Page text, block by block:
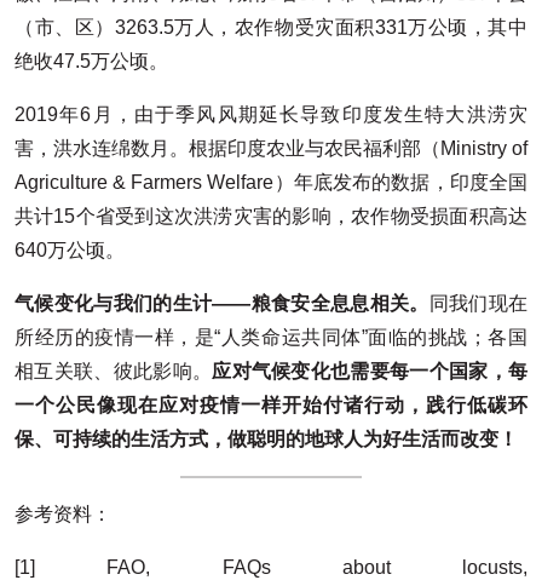
（市、区）3263.5万人，农作物受灾面积331万公顷，其中
绝收47.5万公顷。
2019年6月，由于季风风期延长导致印度发生特大洪涝灾
害，洪水连绵数月。根据印度农业与农民福利部（Ministry of
Agriculture & Farmers Welfare）年底发布的数据，印度全国
共计15个省受到这次洪涝灾害的影响，农作物受损面积高达
640万公顷。
气候变化与我们的生计——粮食安全息息相关。
同我们现在
所经历的疫情一样，是“人类命运共同体”面临的挑战；各国
相互关联、彼此影响。 应对气候变化也需要每一个国家，每
一个公民像现在应对疫情一样开始付诸行动，践行低碳环
保、可持续的生活方式，做聪明的地球人为好生活而改变！
参考资料：
[1] FAO, FAQs about locusts,